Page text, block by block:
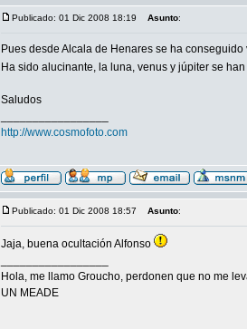
Publicado: 01 Dic 2008 18:19 Asunto:
Pues desde Alcala de Henares se ha
Ha sido alucinante, la luna, venus y júpiter se
Saludos
http://www.cosmofoto.com
Publicado: 01 Dic 2008 18:57 Asunto:
Jaja, buena ocultación Alfonso
Hola, me llamo Groucho, perdonen que no me
UN MEADE